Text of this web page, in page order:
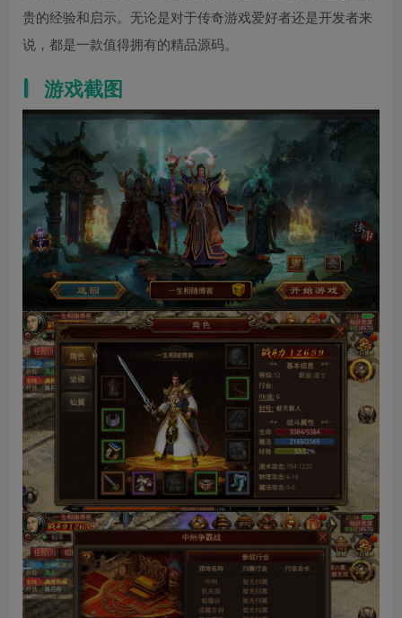
贵的经验和启示。无论是对于传奇游戏爱好者还是开发者来
说，都是一款值得拥有的精品源码。
游戏截图